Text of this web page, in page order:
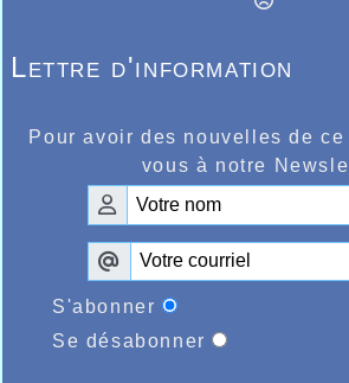
Lettre d'information
Pour avoir des nouvelles de
vous à notre
S'abonner
Se désabonner